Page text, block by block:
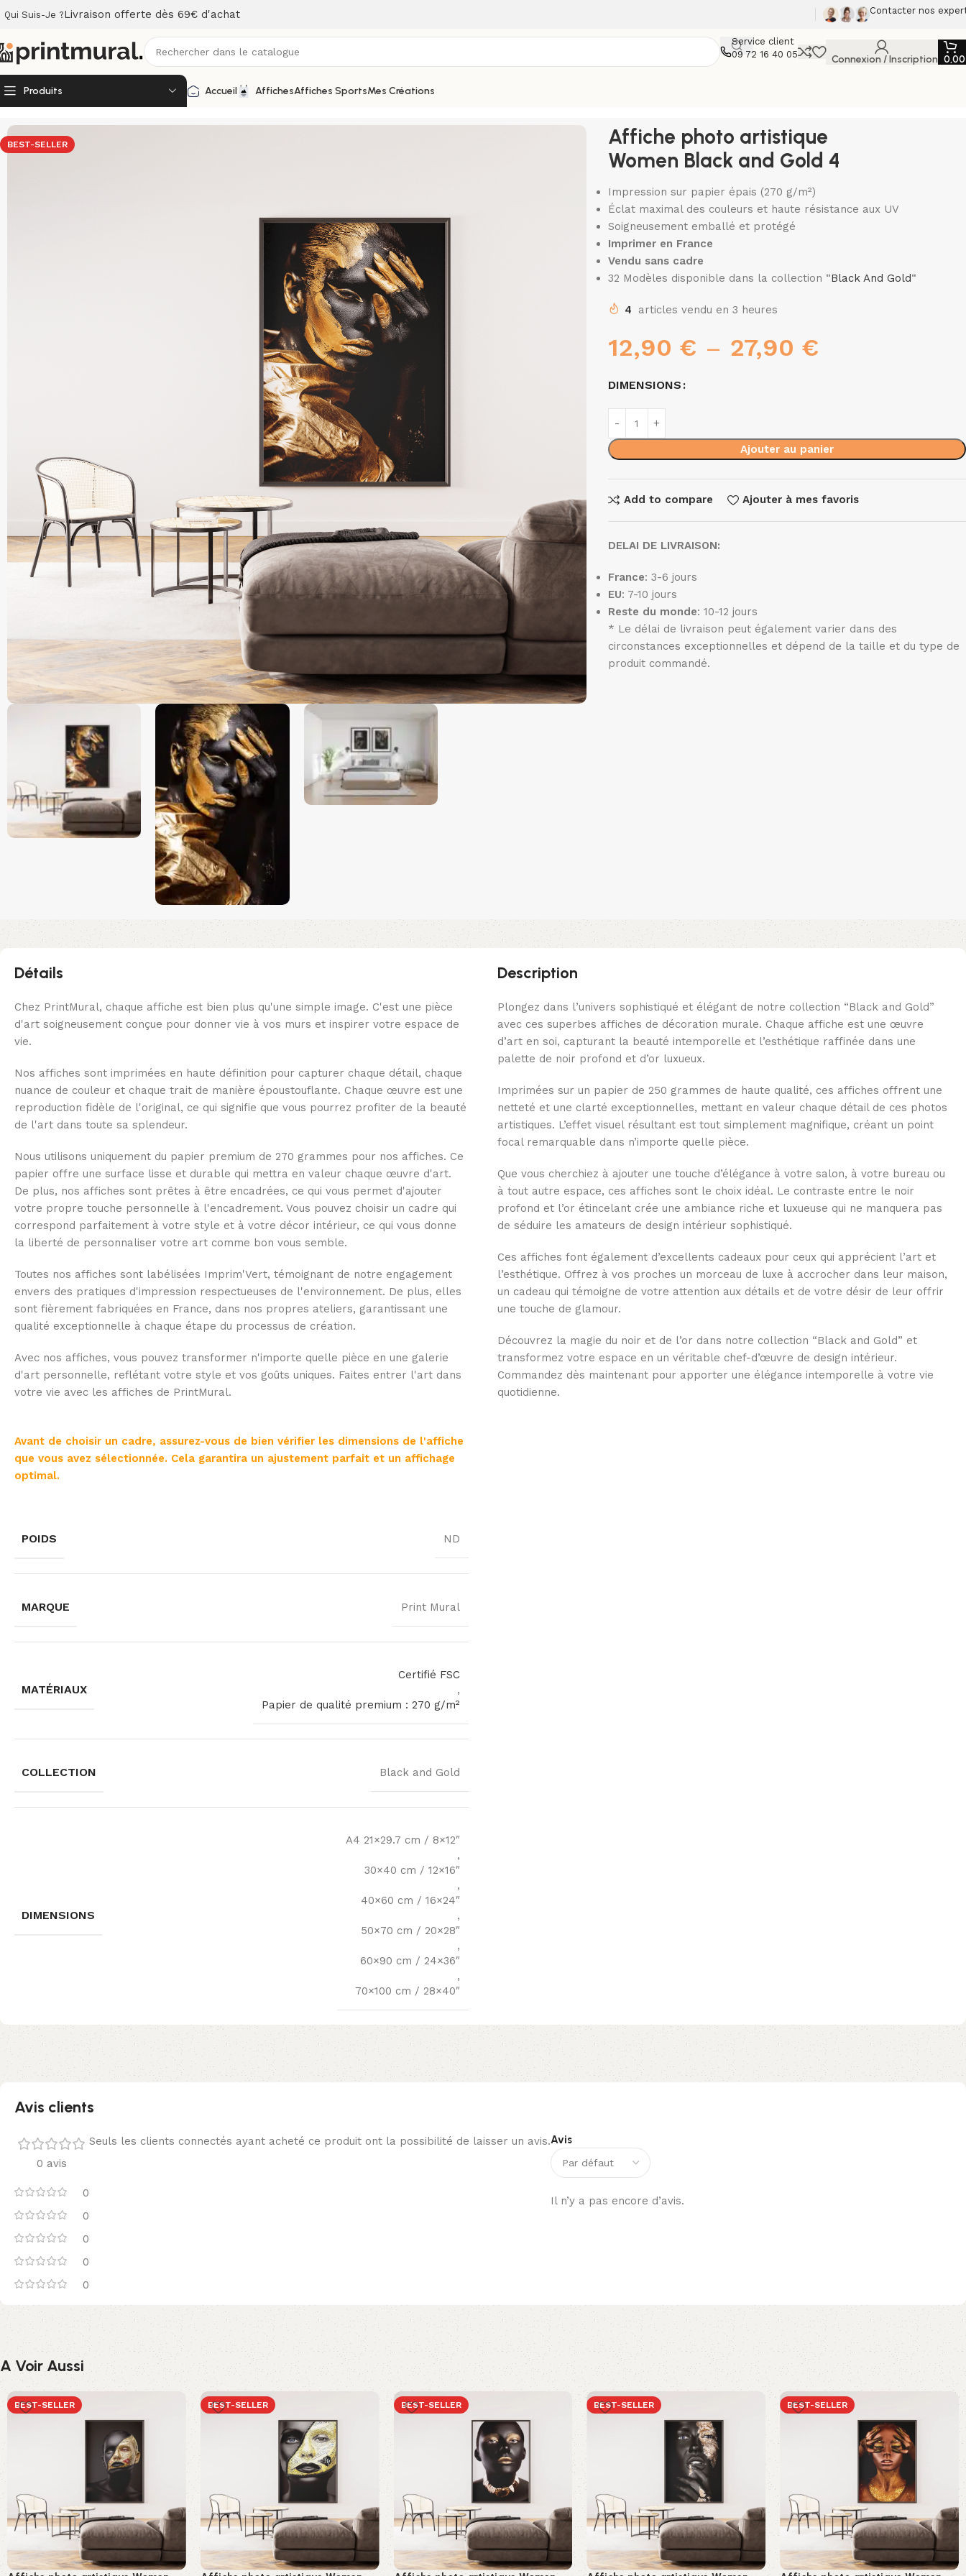
Qui Suis-Je ?Livraison offerte dès 69€ d'achat Contacter nos
Service client
09 72 16 40 05
Connexion / Inscription
Produits Accueil AffichesAffiches SportsMes Créations
Affiches photos artistiques
BEST-SELLER
Affiche photo artistique
Women Black and Gold 4
Impression sur papier épais (270 g/m²)
Éclat maximal des couleurs et haute résistance aux UV
Soigneusement emballé et protégé
Imprimer en France
Vendu sans cadre
32 Modèles disponible dans la collection “Black And Gold“
4 articles vendu en 3 heures
12,90 € – 27,90 €
DIMENSIONS
Ajouter au panier
Add to compare Ajouter à mes favoris
DELAI DE LIVRAISON:
France: 3-6 jours
EU: 7-10 jours
Reste du monde: 10-12 jours
* Le délai de livraison peut également varier dans des
circonstances exceptionnelles et dépend de la taille et du type de
produit commandé.
Détails
Chez PrintMural, chaque affiche est bien plus qu'une simple image. C'est une pièce
d'art soigneusement conçue pour donner vie à vos murs et inspirer votre espace de
vie.
Nos affiches sont imprimées en haute définition pour capturer chaque détail, chaque
nuance de couleur et chaque trait de manière époustouflante. Chaque œuvre est une
reproduction fidèle de l'original, ce qui signifie que vous pourrez profiter de la beauté
de l'art dans toute sa splendeur.
Nous utilisons uniquement du papier premium de 270 grammes pour nos affiches. Ce
papier offre une surface lisse et durable qui mettra en valeur chaque œuvre d'art.
De plus, nos affiches sont prêtes à être encadrées, ce qui vous permet d'ajouter
votre propre touche personnelle à l'encadrement. Vous pouvez choisir un cadre qui
correspond parfaitement à votre style et à votre décor intérieur, ce qui vous donne
la liberté de personnaliser votre art comme bon vous semble.
Toutes nos affiches sont labélisées Imprim'Vert, témoignant de notre engagement
envers des pratiques d'impression respectueuses de l'environnement. De plus, elles
sont fièrement fabriquées en France, dans nos propres ateliers, garantissant une
qualité exceptionnelle à chaque étape du processus de création.
Avec nos affiches, vous pouvez transformer n'importe quelle pièce en une galerie
d'art personnelle, reflétant votre style et vos goûts uniques. Faites entrer l'art dans
votre vie avec les affiches de PrintMural.
Avant de choisir un cadre, assurez-vous de bien vérifier les dimensions de l'affiche
que vous avez sélectionnée. Cela garantira un ajustement parfait et un affichage
optimal.
POIDS ND
MARQUE Print Mural
MATÉRIAUX
Certifié FSC
,
Papier de qualité premium : 270 g/m²
COLLECTION Black and Gold
DIMENSIONS
A4 21×29.7 cm / 8×12″
,
30×40 cm / 12×16″
,
40×60 cm / 16×24″
,
50×70 cm / 20×28″
,
60×90 cm / 24×36″
,
70×100 cm / 28×40″
Description
Plongez dans l’univers sophistiqué et élégant de notre collection “Black and Gold”
avec ces superbes affiches de décoration murale. Chaque affiche est une œuvre
d’art en soi, capturant la beauté intemporelle et l’esthétique raffinée dans une
palette de noir profond et d’or luxueux.
Imprimées sur un papier de 250 grammes de haute qualité, ces affiches offrent une
netteté et une clarté exceptionnelles, mettant en valeur chaque détail de ces photos
artistiques. L’effet visuel résultant est tout simplement magnifique, créant un point
focal remarquable dans n’importe quelle pièce.
Que vous cherchiez à ajouter une touche d’élégance à votre salon, à votre bureau ou
à tout autre espace, ces affiches sont le choix idéal. Le contraste entre le noir
profond et l’or étincelant crée une ambiance riche et luxueuse qui ne manquera pas
de séduire les amateurs de design intérieur sophistiqué.
Ces affiches font également d’excellents cadeaux pour ceux qui apprécient l’art et
l’esthétique. Offrez à vos proches un morceau de luxe à accrocher dans leur maison,
un cadeau qui témoigne de votre attention aux détails et de votre désir de leur offrir
une touche de glamour.
Découvrez la magie du noir et de l’or dans notre collection “Black and Gold” et
transformez votre espace en un véritable chef-d’œuvre de design intérieur.
Commandez dès maintenant pour apporter une élégance intemporelle à votre vie
quotidienne.
Avis clients
0 avis
0
0
0
0
0
Avis
Il n’y a pas encore d’avis.
Seuls les clients connectés ayant acheté ce produit ont la possibilité de laisser un avis.
A Voir Aussi
BEST-SELLER BEST-SELLER BEST-SELLER BEST-SELLER BEST-SELLER